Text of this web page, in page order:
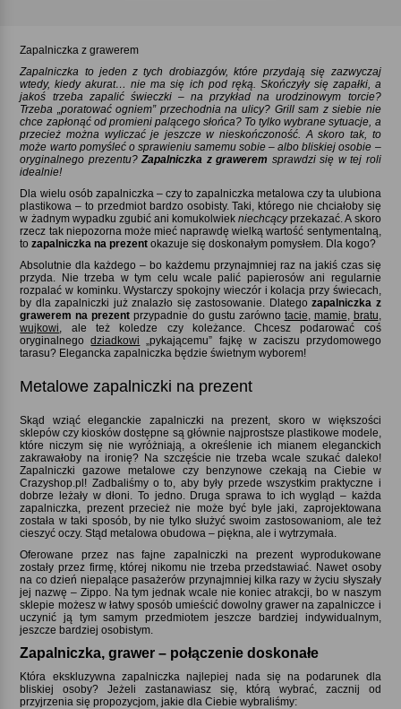
Zapalniczka z grawerem
Zapalniczka to jeden z tych drobiazgów, które przydają się zazwyczaj
wtedy, kiedy akurat… nie ma się ich pod ręką. Skończyły się zapałki, a
jakoś trzeba zapalić świeczki – na przykład na urodzinowym torcie
Trzeba „poratować ogniem” przechodnia na ulicy? Grill sam z siebie nie
chce zapłonąć od promieni palącego słońca? To tylko wybrane sytuacje, a
przecież można wyliczać je jeszcze w nieskończoność. A skoro tak, to
może warto pomyśleć o sprawieniu samemu sobie – albo bliskiej osobie –
oryginalnego prezentuZapalniczka z grawerem sprawdzi się w tej roli
idealnie!
Dla wielu osób zapalniczka – czy to zapalniczka metalowa czy ta ulubiona
plastikowa – to przedmiot bardzo osobisty. Taki, którego nie chciałoby się
w żadnym wypadku zgubić ani komukolwiekniechcącyprzekazać. A skoro
rzecz tak niepozorna może mieć naprawdę wielką wartość sentymentalną,
tozapalniczka na prezent okazuje się doskonałym pomysłem. Dla kogo
Absolutnie dla każdego – bo każdemu przynajmniej raz na jakiś czas się
przyda. Nie trzeba w tym celu wcale palić papierosów ani regularnie
rozpalać w kominku. Wystarczy spokojny wieczór i kolacja przy świecach,
by dla zapalniczki już znalazło się zastosowanie. Dlategozapalniczka z
grawerem na prezent przypadnie do gustu zarówno tacie mamie bratu
wujkowi , ale też koledze czy koleżance. Chcesz podarować coś
oryginalnegodziadkowi
„pykającemu” fajkę w zaciszu przydomowego
tarasu Elegancka zapalniczka będzie świetnym wyborem!
Metalowe zapalniczki na prezent
Skąd wziąć eleganckie zapalniczki na prezent, skoro w większości
sklepów czy kiosków dostępne są głównie najprostsze plastikowe modele,
które niczym się nie wyróżniają, a określenie ich mianem eleganckich
zakrawałoby na ironię? Na szczęście nie trzeba wcale szukać daleko!
Zapalniczki gazowe metalowe czy benzynowe czekają na Ciebie w
Crazyshop.pl! Zadbaliśmy o to, aby były przede wszystkim praktyczne i
dobrze leżały w dłoni. To jedno. Druga sprawa to ich wygląd – każda
zapalniczka, prezent przecież nie może być byle jaki, zaprojektowana
została w taki sposób, by nie tylko służyć swoim zastosowaniom, ale też
cieszyć oczy. Stąd metalowa obudowa – piękna, ale i wytrzymała.
Oferowane przez nas fajne zapalniczki na prezent wyprodukowane
zostały przez firmę, której nikomu nie trzeba przedstawiać. Nawet osoby
na co dzień niepalące pasażerów przynajmniej kilka razy w życiu słyszały
jej nazwę – Zippo. Na tym jednak wcale nie koniec atrakcji, bo w naszym
sklepie możesz w łatwy sposób umieścić dowolny grawer na zapalniczce i
uczynić ją tym samym przedmiotem jeszcze bardziej indywidualnym,
jeszcze bardziej osobistym.
Zapalniczka, grawer – połączenie doskonałe
Która ekskluzywna zapalniczka najlepiej nada się na podarunek dla
bliskiej osoby? Jeżeli zastanawiasz się, którą wybrać, zacznij od
przyjrzenia się propozycjom, jakie dla Ciebie wybraliśmy: